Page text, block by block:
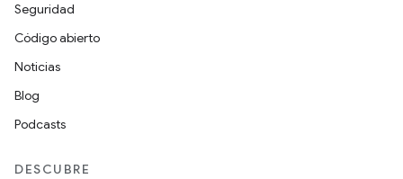
Seguridad
Código abierto
Noticias
Blog
Podcasts
DESCUBRE